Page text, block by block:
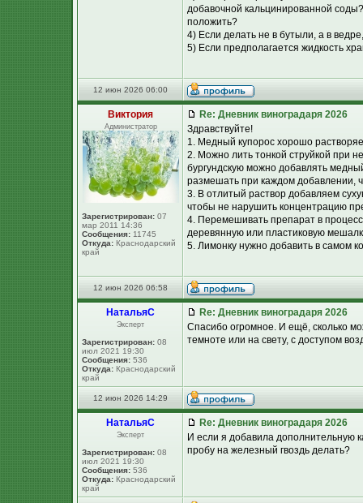
добавочной кальцинированной
положить?
4) Если делать не в бутыли, а в
5) Если предполагается жидкость
12 июн 2026 06:00
Виктория
Администратор
Зарегистрирован: 07
мар 2011 14:36
Сообщения: 11745
Откуда: Краснодарский
край
Re: Дневник виноградаря 2026
Здравствуйте!
1. Медный купорос хорошо
2. Можно лить тонкой струйкой при
бургундскую можно добавлять
размешать при каждом добавлении,
3. В отлитый раствор добавляем
чтобы не нарушить концентрацию
4. Перемешивать препарат в
деревянную или пластиковую
5. Лимонку нужно добавить в самом
12 июн 2026 06:58
НатальяС
Эксперт
Зарегистрирован: 08
июл 2021 19:30
Сообщения: 536
Откуда: Краснодарский
край
Re: Дневник виноградаря 2026
Спасибо огромное. И ещё, сколько
темноте или на свету, с доступом
12 июн 2026 14:29
НатальяС
Эксперт
Зарегистрирован: 08
июл 2021 19:30
Сообщения: 536
Откуда: Краснодарский
край
Re: Дневник виноградаря 2026
И если я добавила дополнительную
пробу на железный гвоздь делать?